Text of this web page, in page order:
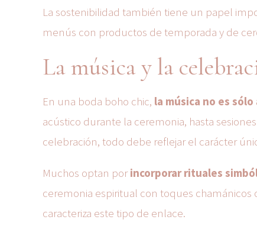
La sostenibilidad también tiene un papel
menús con productos de temporada y de
La música y la
En una boda boho chic, la música no es
acústico durante la ceremonia, hasta
celebración, todo debe reflejar el carácter
Muchos optan porincorporar rituales
ceremonia espiritual con toques
caracteriza este tipo de enlace.